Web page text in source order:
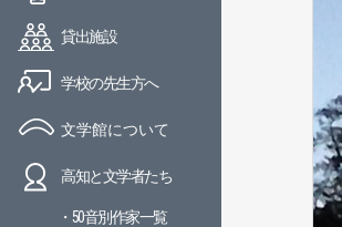
貸出施設
学校の先生方へ
文学館について
高知と文学者たち
・50音別作家一覧